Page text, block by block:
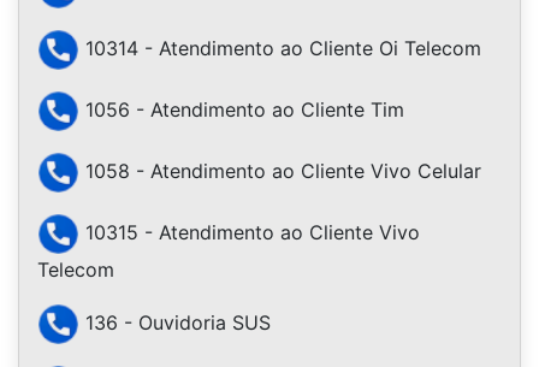
10314 - Atendimento ao Cliente Oi Telecom
1056 - Atendimento ao Cliente Tim
1058 - Atendimento ao Cliente Vivo Celular
10315 - Atendimento ao Cliente Vivo
Telecom
136 - Ouvidoria SUS